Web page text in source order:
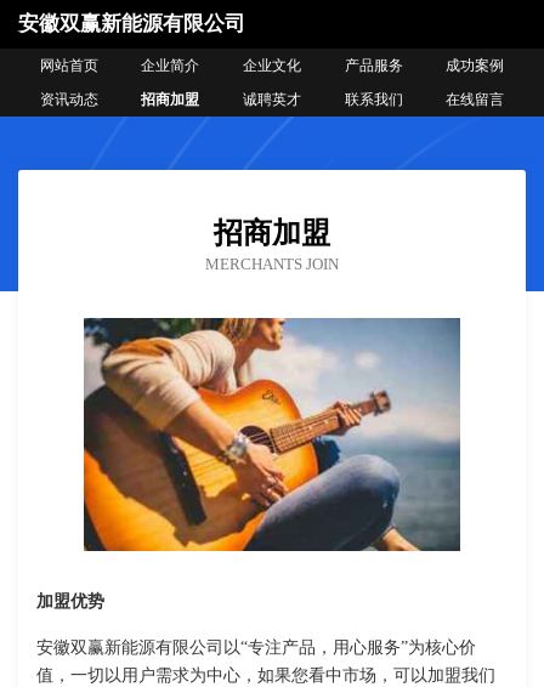
安徽双赢新能源有限公司
网站首页 企业简介 企业文化 产品服务
成功案例
资讯动态
招商加盟 诚聘英才 联系我们 在线留言
招商加盟
MERCHANTS JOIN
加盟优势
安徽双赢新能源有限公司以“专注产品，用心服务”为核心价
值，一切以用户需求为中心，如果您看中市场，可以加盟我们